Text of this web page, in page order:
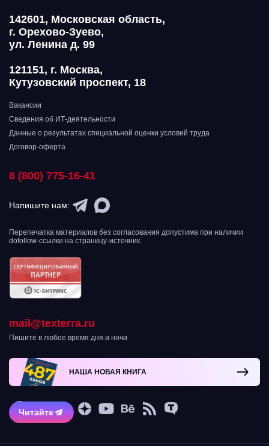
Читайте
142601, Московская область,
г. Орехово-Зуево,
ул. Ленина д. 99
121151, г. Москва,
Кутузовский проспект, 18
Вакансии
Сведения об ИТ-деятельности
Данные о результатах специальной оценки условий труда
Договор-оферта
8 (800) 775-16-41
Напишите нам:
Перепечатка материалов без согласования допустима при наличии
dofollow-ссылки на страницу-источник.
mail@texterra.ru
Пишите в любое время дня и ночи
НАША НОВАЯ КНИГА